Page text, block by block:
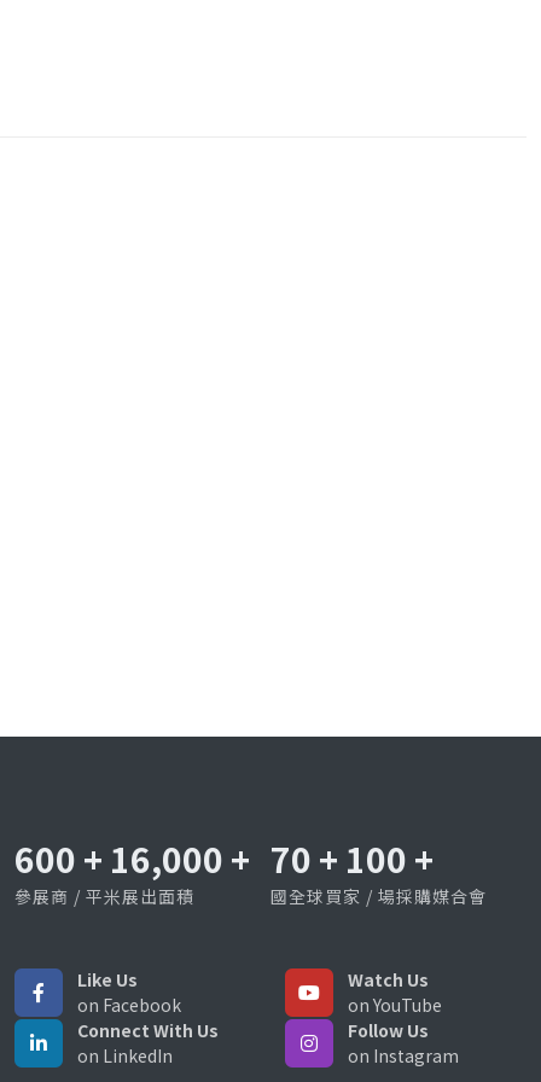
600 + 16,000 +
參展商 / 平米展出面積
70 + 100 +
國全球買家 / 場採購媒合會
Like Us
on Facebook
Watch Us
on YouTube
Connect With Us
on LinkedIn
Follow Us
on Instagram